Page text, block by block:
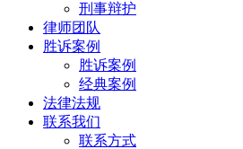
刑事辩护
律师团队
胜诉案例
胜诉案例
经典案例
法律法规
联系我们
联系方式